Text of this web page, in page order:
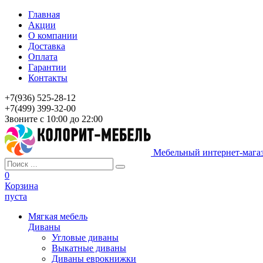
Главная
Акции
О компании
Доставка
Оплата
Гарантии
Контакты
+7(936) 525-28-12
+7(499) 399-32-00
Звоните с 10:00 до 22:00
Мебельный интернет-
0
Корзина
пуста
Мягкая мебель
Диваны
Угловые диваны
Выкатные диваны
Диваны еврокнижки